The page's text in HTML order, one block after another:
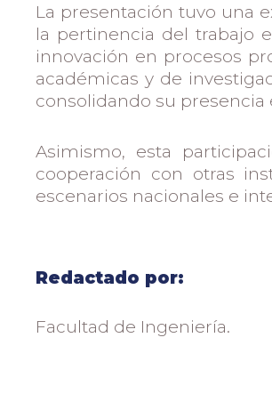
La presentación tuvo una
la pertinencia del trabajo
innovación en procesos
académicas y de
consolidando su
Asimismo, esta
cooperación con otras
escenarios nacionales e
Redactado por:
Facultad de Ingeniería.